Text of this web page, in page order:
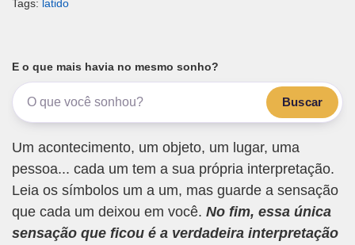
Tags: latido
E o que mais havia no mesmo sonho?
Buscar
Um acontecimento, um objeto, um lugar, uma
pessoa... cada um tem a sua própria interpretação.
Leia os símbolos um a um, mas guarde a sensação
que cada um deixou em você. No fim, essa única
sensação que ficou é a verdadeira interpretação